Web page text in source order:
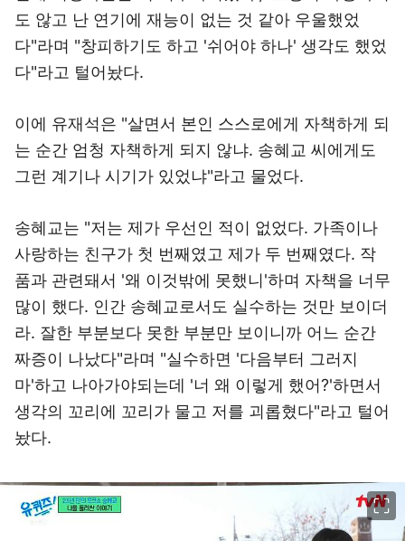
도 않고 난 연기에 재능이 없는 것 같아 우울했었
다"라며 "창피하기도 하고 '쉬어야 하나' 생각도 했었
다"라고 털어놨다.
이에 유재석은 "살면서 본인 스스로에게 자책하게 되
는 순간 엄청 자책하게 되지 않냐. 송혜교 씨에게도
그런 계기나 시기가 있었냐"라고 물었다.
송혜교는 "저는 제가 우선인 적이 없었다. 가족이나
사랑하는 친구가 첫 번째였고 제가 두 번째였다. 작
품과 관련돼서 '왜 이것밖에 못했니'하며 자책을 너무
많이 했다. 인간 송혜교로서도 실수하는 것만 보이더
라. 잘한 부분보다 못한 부분만 보이니까 어느 순간
짜증이 나났다"라며 "실수하면 '다음부터 그러지
마'하고 나아가야되는데 '너 왜 이렇게 했어?'하면서
생각의 꼬리에 꼬리가 물고 저를 괴롭혔다"라고 털어
놨다.